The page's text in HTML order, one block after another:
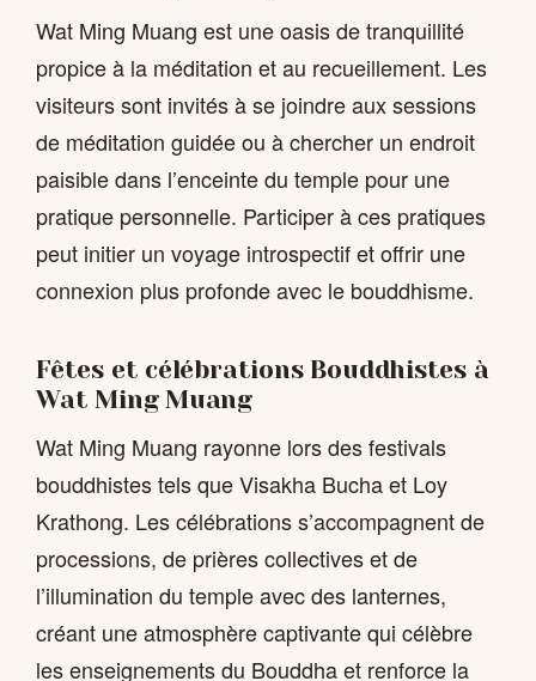
Wat Ming Muang est une oasis de tranquillité
propice à la méditation et au recueillement. Les
visiteurs sont invités à se joindre aux sessions
de méditation guidée ou à chercher un endroit
paisible dans l’enceinte du temple pour une
pratique personnelle. Participer à ces pratiques
peut initier un voyage introspectif et offrir une
connexion plus profonde avec le bouddhisme.
Fêtes et célébrations Bouddhistes à
Wat Ming Muang
Wat Ming Muang rayonne lors des festivals
bouddhistes tels que Visakha Bucha et Loy
Krathong. Les célébrations s’accompagnent de
processions, de prières collectives et de
l’illumination du temple avec des lanternes,
créant une atmosphère captivante qui célèbre
les enseignements du Bouddha et renforce la